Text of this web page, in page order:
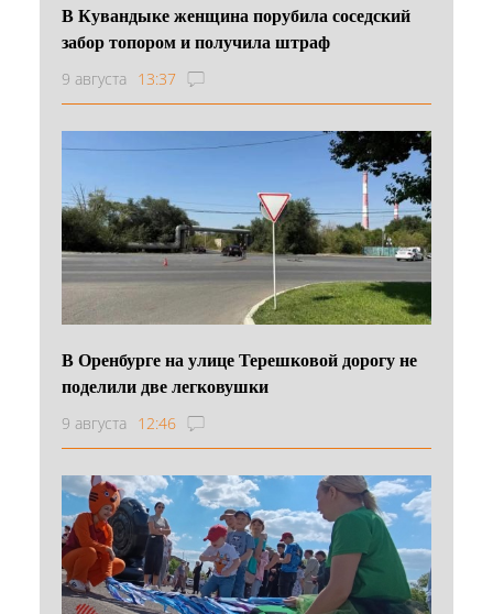
В Кувандыке женщина порубила соседский
забор топором и получила штраф
9 августа 13:37
В Оренбурге на улице Терешковой дорогу не
поделили две легковушки
9 августа 12:46